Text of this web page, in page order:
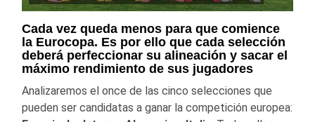
Cada vez queda menos para que comience
la Eurocopa. Es por ello que cada selección
deberá perfeccionar su alineación y sacar el
máximo rendimiento de sus jugadores
Analizaremos el once de las cinco selecciones que
pueden ser candidatas a ganar la competición europea: